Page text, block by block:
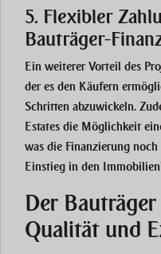
5. Flexibler
Bauträger-
Ein weiterer Vorteil des
der es den Käufern
Schritten abzuwickeln.
Estates die Möglichkeit
was die Finanzierung
Einstieg in den
Der
Qualität und